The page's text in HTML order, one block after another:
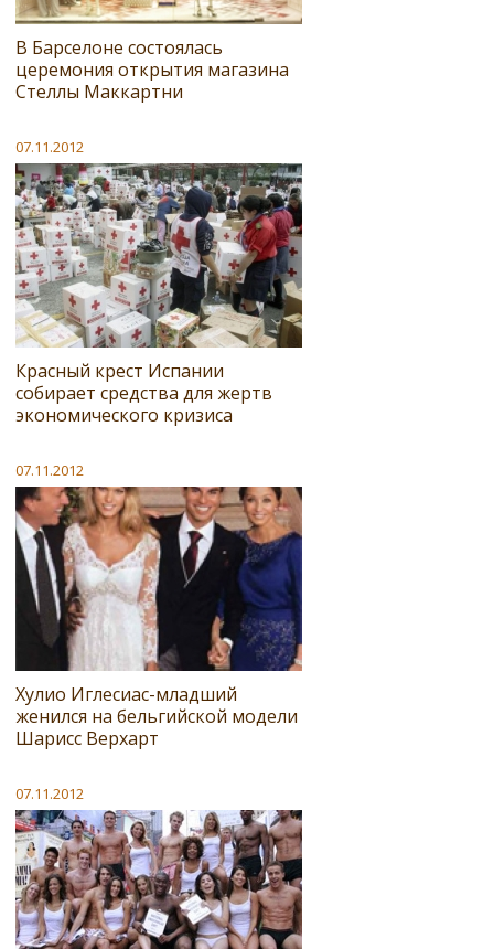
В Барселоне состоялась
церемония открытия магазина
Стеллы Маккартни
07.11.2012
Красный крест Испании
собирает средства для жертв
экономического кризиса
07.11.2012
Хулио Иглесиас-младший
женился на бельгийской модели
Шарисс Верхарт
07.11.2012